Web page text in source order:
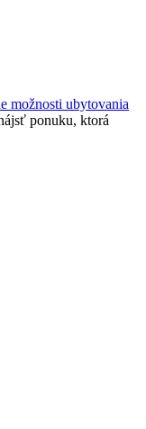
možnosti ubytovania
ponuku, ktorá